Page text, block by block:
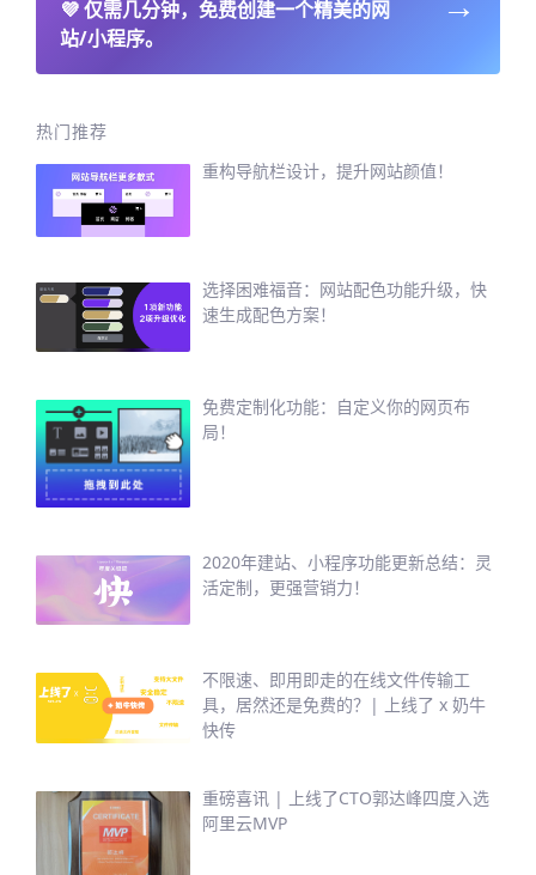
💜仅需几分钟，免费创建一个精美的网
站/小程序。
热门推荐
重构导航栏设计，提升网站颜值！
选择困难福音：网站配色功能升级，快
速生成配色方案！
免费定制化功能：自定义你的网页布
局！
2020年建站、小程序功能更新总结：灵
活定制，更强营销力！
不限速、即用即走的在线文件传输工
具，居然还是免费的？| 上线了 x 奶牛
快传
重磅喜讯 | 上线了CTO郭达峰四度入选
阿里云MVP